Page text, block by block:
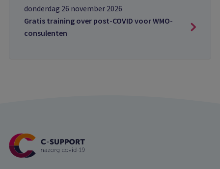
donderdag 26 november 2026
Gratis training over post-COVID voor WMO-
consulenten